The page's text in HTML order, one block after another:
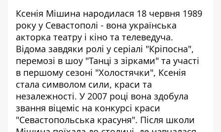
Ксенія Мішина народилася 18 червня 1989
року у Севастополі - вона українська
акторка театру і кіно та телеведуча.
Відома завдяки ролі у серіалі "Кріпосна",
перемозі в шоу "Танці з зірками" та участі
в першому сезоні "Холостячки", Ксенія
стала символом сили, краси та
незалежності. У 2007 році вона здобула
звання віцеміс на конкурсі краси
"Севастопольська красуня". Після школи